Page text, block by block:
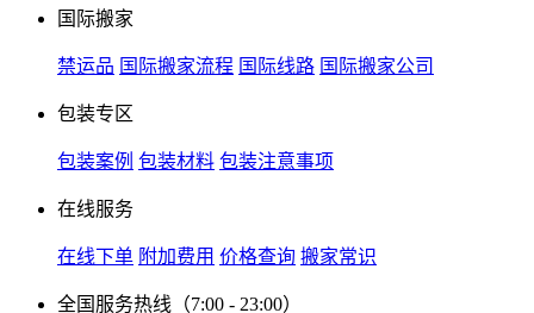
国际搬家
禁运品 国际搬家流程 国际线路 国际搬家公司
包装专区
包装案例 包装材料 包装注意事项
在线服务
在线下单 附加费用 价格查询 搬家常识
全国服务热线 （7:00 - 23:00）